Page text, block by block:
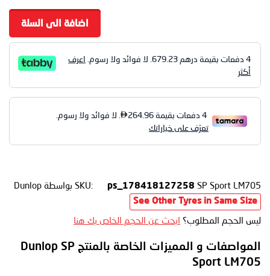
اضافة الى السلة
4 دفعات بقيمة درهم 679.23 . لا فوائد ولا رسوم. اعرف
أكثر
SKU: ps_178418127258 SP Sport LM705 بواسطة Dunlop
See Other Tyres in Same Size
ليس الحجم المطلوب؟ ابحث عن الحجم الخاص بك هنا
المواصفات و المميزات الخاصة بالمنتج Dunlop SP
Sport LM705